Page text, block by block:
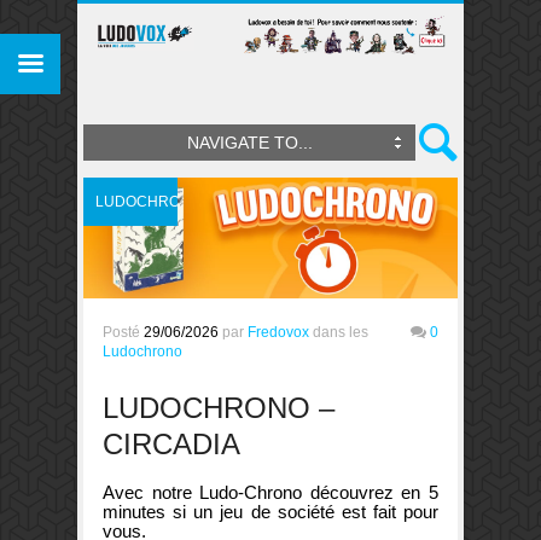
NAVIGATE TO...
LUDOCHRONO
Posté 29/06/2026 par Fredovox dans les
Ludochrono
0
LUDOCHRONO –
CIRCADIA
Avec notre Ludo-Chrono découvrez en 5
minutes si un jeu de société est fait pour
vous.